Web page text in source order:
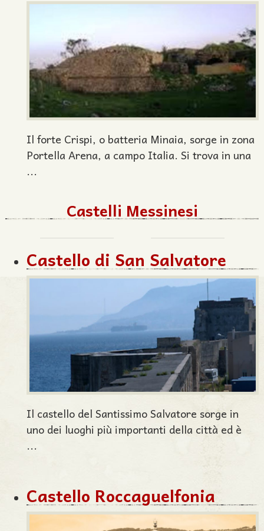
Il forte Crispi, o batteria Minaia, sorge in zona
Portella Arena, a campo Italia. Si trova in una
...
Castelli Messinesi
Castello di San Salvatore
Il castello del Santissimo Salvatore sorge in
uno dei luoghi più importanti della città ed è
...
Castello Roccaguelfonia